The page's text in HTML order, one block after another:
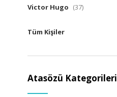
Victor Hugo (37)
Tüm Kişiler
Atasözü Kategorileri